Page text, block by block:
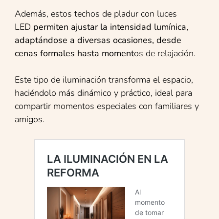
Además, estos techos de pladur con luces
LED permiten ajustar la intensidad lumínica,
adaptándose a diversas ocasiones, desde
cenas formales hasta momentos de relajación.
Este tipo de iluminación transforma el espacio,
haciéndolo más dinámico y práctico, ideal para
compartir momentos especiales con familiares y
amigos.